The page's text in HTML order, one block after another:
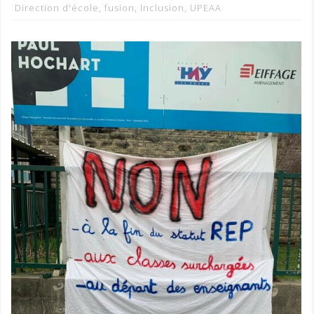
Direction d'école, fusion, Inclusion, UPEAA